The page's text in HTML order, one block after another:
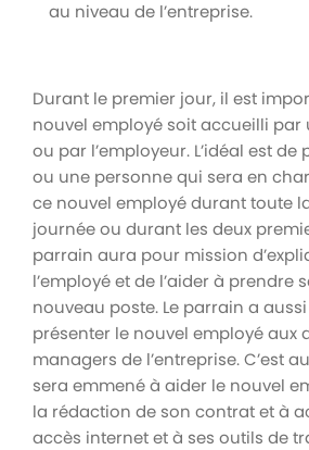
au niveau de l’entreprise.
Durant le premier jour, il est
nouvel employé soit accueilli par
ou par l’employeur. L’idéal est
ou une personne qui sera en
ce nouvel employé durant toute
journée ou durant les deux
parrain aura pour mission
l’employé et de l’aider à prendre
nouveau poste. Le parrain a
présenter le nouvel employé aux
managers de l’entreprise. C’est
sera emmené à aider le nouvel
la rédaction de son contrat et à
accès internet et à ses outils de